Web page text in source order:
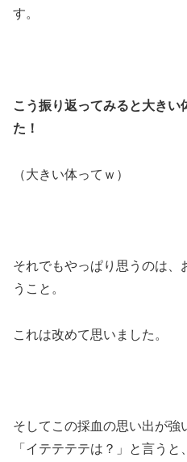
す。
こう振り返ってみると大きい
た！
（大きい体ってｗ）
それでもやっぱり思うのは、
うこと。
これは改めて思いました。
そしてこの採血の思い出が強
「イテテテテは？」と言うと、